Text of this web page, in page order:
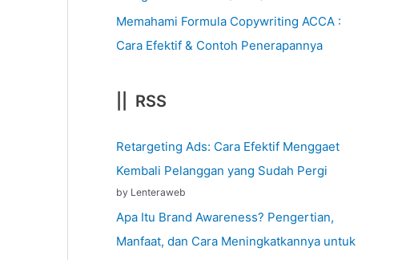
Memahami Formula Copywriting ACCA :
Cara Efektif & Contoh Penerapannya
|| RSS
Retargeting Ads: Cara Efektif Menggaet
Kembali Pelanggan yang Sudah Pergi
by Lenteraweb
Apa Itu Brand Awareness? Pengertian,
Manfaat, dan Cara Meningkatkannya untuk